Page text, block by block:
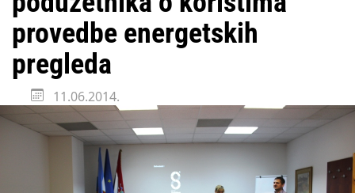
prepolovljene
Državni inspektorat opozvao Barebells pločicu - soft protein
bar Coco Choco
provedbe energetskih
pregleda
11.06.2014.